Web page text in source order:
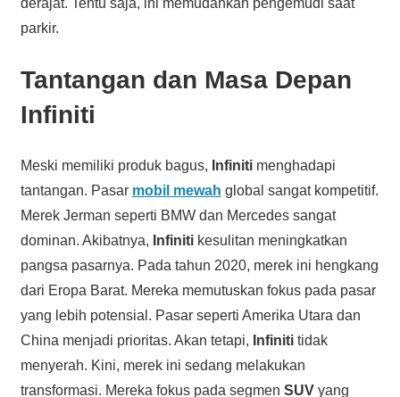
derajat. Tentu saja, ini memudahkan pengemudi saat
parkir.
Tantangan dan Masa Depan
Infiniti
Meski memiliki produk bagus, Infinitimenghadapi
tantangan. Pasar mobil mewah global sangat kompetitif.
Merek Jerman seperti BMW dan Mercedes sangat
dominan. Akibatnya, Infinitikesulitan meningkatkan
pangsa pasarnya. Pada tahun 2020, merek ini hengkang
dari Eropa Barat. Mereka memutuskan fokus pada pasar
yang lebih potensial. Pasar seperti Amerika Utara dan
China menjadi prioritas. Akan tetapi, Infinititidak
menyerah. Kini, merek ini sedang melakukan
transformasi. Mereka fokus pada segmen SUVyang